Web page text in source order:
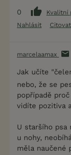
0
Kvalitní
Nahlásit
Citovat
marcelaamax
Jak učíte
nebo, že se
popřípadě
vidíte pozitiva
U staršího psa
u nohy,
měla naučené